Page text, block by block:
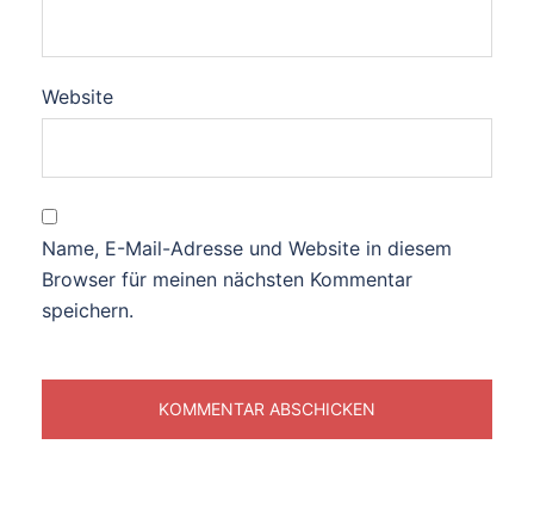
Website
Name, E-Mail-Adresse und Website in diesem
Browser für meinen nächsten Kommentar
speichern.